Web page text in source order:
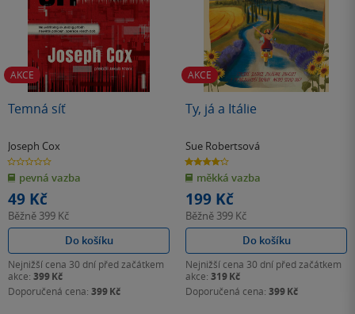
AKCE
Temná síť
Joseph Cox
0.0
z
5
hvězdiček
pevná vazba
49 Kč
Běžně 399 Kč
Do košíku
Nejnižší cena 30 dní před začátkem
akce: 399 Kč
Doporučená cena: 399 Kč
AKCE
Ty, já a Itálie
Sue Robertsová
4.2
z
5
hvězdiček
měkká vazba
199 Kč
Běžně 399 Kč
Do košíku
Nejnižší cena 30 dní před začátkem
akce: 319 Kč
Doporučená cena: 399 Kč